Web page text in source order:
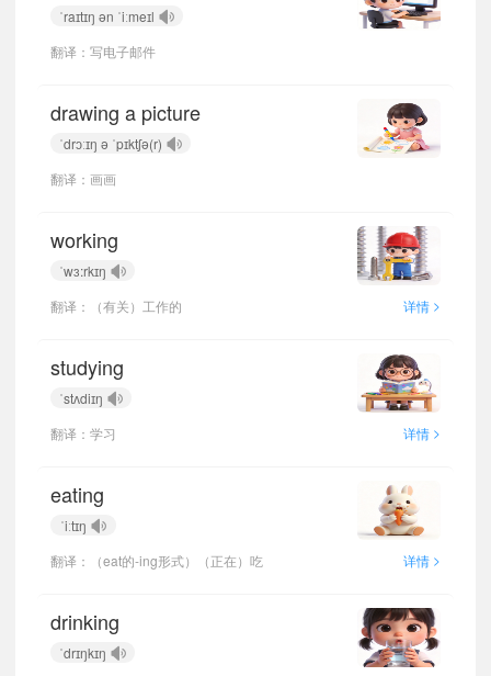
ˈraɪtɪŋ ən ˈiːmeɪl
翻译：写电子邮件
drawing a picture
ˈdrɔːɪŋ ə ˈpɪktʃə(r)
翻译：画画
working
ˈwɜ:rkɪŋ
翻译：（有关）工作的
详情 >
studying
ˈstʌdiɪŋ
翻译：学习
详情 >
eating
ˈiːtɪŋ
翻译：（eat的-ing形式）（正在）吃
详情 >
drinking
ˈdrɪŋkɪŋ